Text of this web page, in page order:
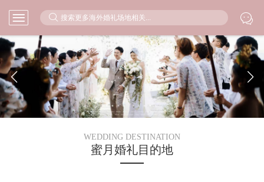
  
WEDDING DESTINATION
蜜月婚礼目的地